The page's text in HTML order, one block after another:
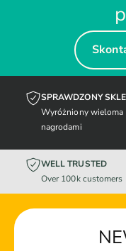
SPRAWDZONY
Wyróżniony wieloma
nagrodami
WELL TRUSTED
Over 100k customers